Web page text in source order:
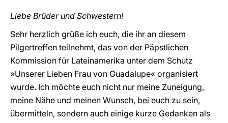
Liebe Brüder und Schwestern!
Sehr herzlich grüße ich euch, die ihr an diesem
Pilgertreffen teilnehmt, das von der Päpstlichen
Kommission für Lateinamerika unter dem Schutz
»Unserer Lieben Frau von Guadalupe« organisiert
wurde. Ich möchte euch nicht nur meine Zuneigung,
meine Nähe und meinen Wunsch, bei euch zu sein,
übermitteln, sondern auch einige kurze Gedanken als